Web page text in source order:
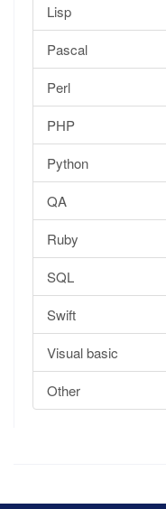
Lisp
Pascal
Perl
PHP
Python
QA
Ruby
SQL
Swift
Visual basic
Other